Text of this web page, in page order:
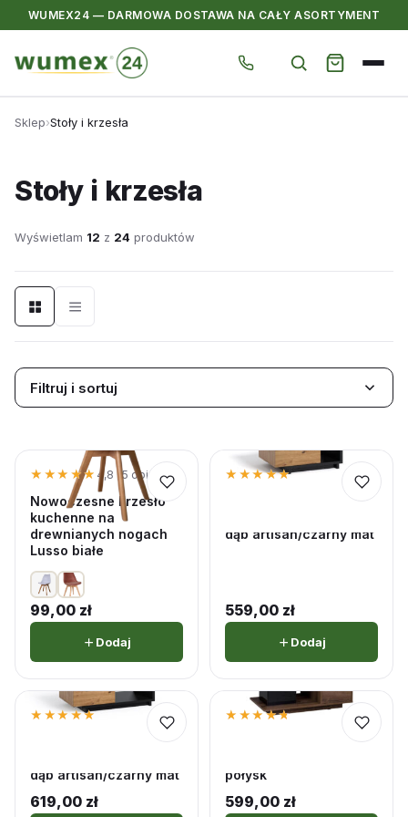
WUMEX24 — DARMOWA DOSTAWA NA CAŁY ASORTYMENT
doSklep›Stoły i krzesła
Stoły i krzesła
Wyświetlam 12 z 24 produktów
Filtruj i sortuj
★★★★★
★★★★★ 4,8 · 5 opinii
Nowoczesne krzesło
kuchenne na
drewnianych nogach
Lusso białe
99,00 zł
Dodaj
★★★★★
★★★★★5,0 · 5 opinii
dąb artisan/czarny mat
559,00 zł
Dodaj
★★★★★
★★★★★5,0 · 1 opinii
dąb artisan/czarny mat
619,00 zł
★★★★★
★★★★★4,7 · 3 opinii
połysk
599,00 zł